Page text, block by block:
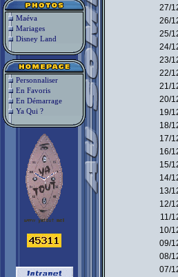
Maéva
Mariages
Disney Land
Personnaliser
En Favoris
En Démarrage
Ya Qui ?
27/
26/
25/
24/
23/
22/
21/
20/
19/
18/
17/
16/
15/
14/
13/
12/
11/
10/
09/
08/
07/